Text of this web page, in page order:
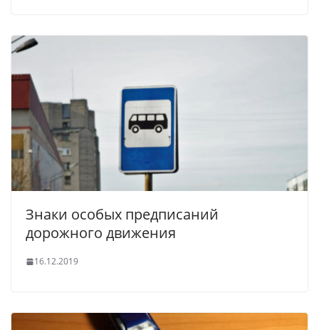
Знаки особых предписаний
дорожного движения
16.12.2019